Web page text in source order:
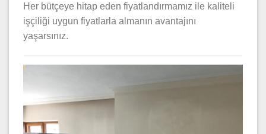
Her bütçeye hitap eden fiyatlandırmamız ile kaliteli
işçiliği uygun fiyatlarla almanın avantajını
yaşarsınız.